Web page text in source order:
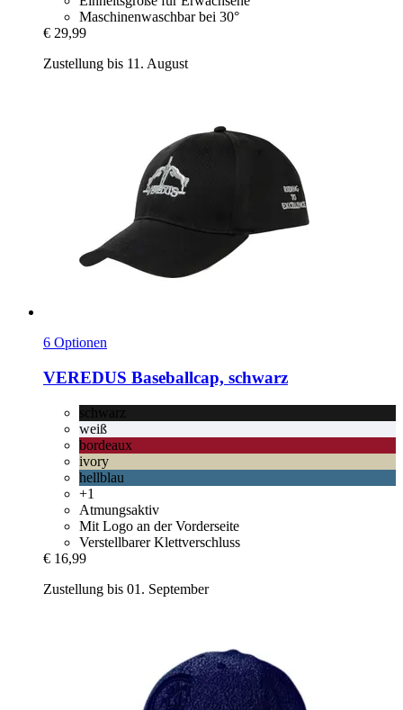
Maschinenwaschbar bei 30°
€ 29,99
Zustellung bis 11. August
6 Optionen
VEREDUS Baseballcap, schwarz
schwarz
weiß
bordeaux
ivory
hellblau
+1
Atmungsaktiv
Mit Logo an der Vorderseite
Verstellbarer Klettverschluss
€ 16,99
Zustellung bis 01. September